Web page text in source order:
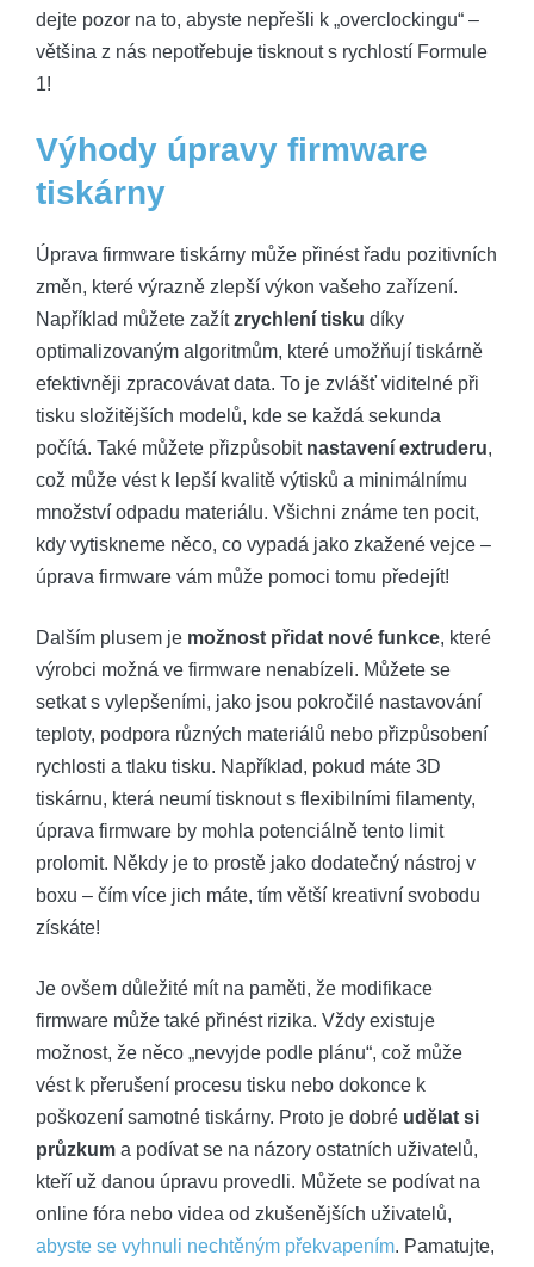
dejte pozor na to, abyste nepřešli k „overclockingu“ –
většina z nás nepotřebuje tisknout s rychlostí Formule
1!
Výhody úpravy firmware
tiskárny
Úprava firmware tiskárny může přinést řadu pozitivních
změn, které výrazně zlepší výkon vašeho zařízení.
Například můžete zažítzrychlení tisku díky
optimalizovaným algoritmům, které umožňují tiskárně
efektivněji zpracovávat data. To je zvlášť viditelné při
tisku složitějších modelů, kde se každá sekunda
počítá. Také můžete přizpůsobit nastavení extruderu,
což může vést k lepší kvalitě výtisků a minimálnímu
množství odpadu materiálu. Všichni známe ten pocit,
kdy vytiskneme něco, co vypadá jako zkažené vejce –
úprava firmware vám může pomoci tomu předejít!
Dalším plusem je možnost přidat nové funkce, které
výrobci možná ve firmware nenabízeli. Můžete se
setkat s vylepšeními, jako jsou pokročilé nastavování
teploty, podpora různých materiálů nebo přizpůsobení
rychlosti a tlaku tisku. Například, pokud máte 3D
tiskárnu, která neumí tisknout s flexibilními filamenty,
úprava firmware by mohla potenciálně tento limit
prolomit. Někdy je to prostě jako dodatečný nástroj v
boxu – čím více jich máte, tím větší kreativní svobodu
získáte!
Je ovšem důležité mít na paměti, že modifikace
firmware může také přinést rizika. Vždy existuje
možnost, že něco „nevyjde podle plánu“, což může
vést k přerušení procesu tisku nebo dokonce k
poškození samotné tiskárny. Proto je dobré udělat si
průzkum a podívat se na názory ostatních uživatelů,
kteří už danou úpravu provedli. Můžete se podívat na
online fóra nebo videa od zkušenějších uživatelů,
abyste se vyhnuli nechtěným překvapením. Pamatujte,